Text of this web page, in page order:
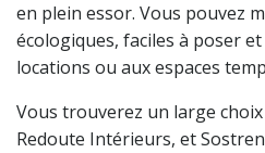
en plein essor. Vous pouvez
écologiques, faciles à poser
locations ou aux espaces
Vous trouverez un large choix
Redoute Intérieurs, et